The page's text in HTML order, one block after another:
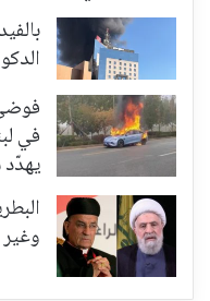
في
وغير